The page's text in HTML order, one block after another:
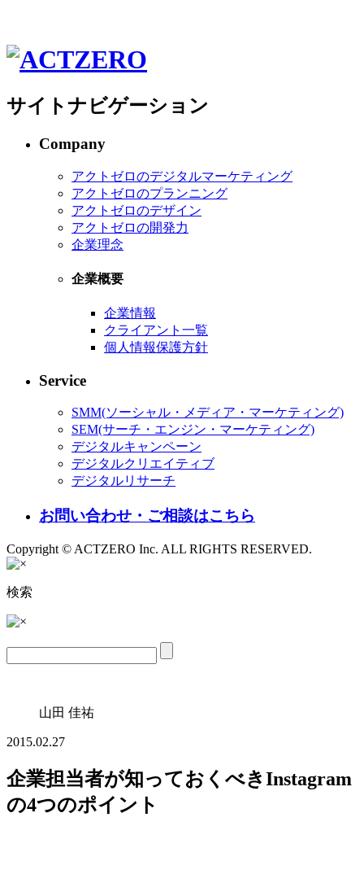
サイトナビゲーション
Company
アクトゼロのデジタルマーケティング
アクトゼロのプランニング
アクトゼロのデザイン
アクトゼロの開発力
企業理念
企業概要
企業情報
クライアント一覧
個人情報保護方針
Service
SMM(ソーシャル・メディア・マーケティング)
SEM(サーチ・エンジン・マーケティング)
デジタルキャンペーン
デジタルクリエイティブ
デジタルリサーチ
お問い合わせ・ご相談はこちら
Copyright © ACTZERO Inc. ALL RIGHTS RESERVED.
検索
山田 佳祐
2015.02.27
企業担当者が知っておくべきInstagram
の4つのポイント